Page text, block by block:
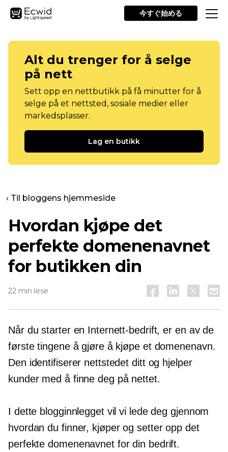
今すぐ始める
Alt du trenger for å selge
på nett
Sett opp en nettbutikk på få minutter for å
selge på et nettsted, sosiale medier eller
markedsplasser.
Lag en butikk
‹ Til bloggens hjemmeside
Hvordan kjøpe det
perfekte domenenavnet
for butikken din
22 min lese
Når du starter en Internett-bedrift, er en av de
første tingene å gjøre å kjøpe et domenenavn.
Den identifiserer nettstedet ditt og hjelper
kunder med å finne deg på nettet.
I dette blogginnlegget vil vi lede deg gjennom
hvordan du finner, kjøper og setter opp det
perfekte domenenavnet for din bedrift.